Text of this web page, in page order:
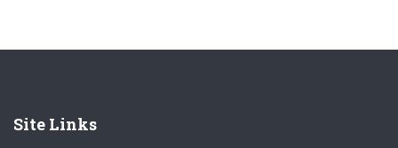
Site Links